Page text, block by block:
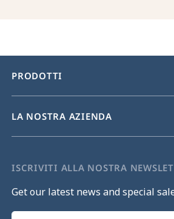
PRODOTTI
LA NOSTRA AZIENDA
ISCRIVITI ALLA NOSTRA
Get our latest news and special